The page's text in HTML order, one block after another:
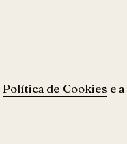
Política de Cookies e a